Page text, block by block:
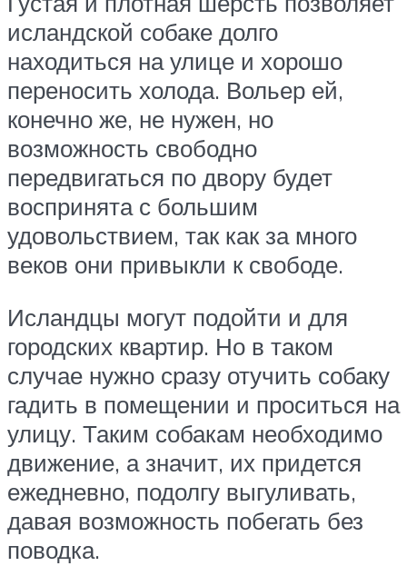
исландской собаке долго
находиться на улице и хорошо
переносить холода. Вольер ей,
конечно же, не нужен, но
возможность свободно
передвигаться по двору будет
воспринята с большим
удовольствием, так как за много
веков они привыкли к свободе.
Исландцы могут подойти и для
городских квартир. Но в таком
случае нужно сразу отучить собаку
гадить в помещении и проситься на
улицу. Таким собакам необходимо
движение, а значит, их придется
ежедневно, подолгу выгуливать,
давая возможность побегать без
поводка.